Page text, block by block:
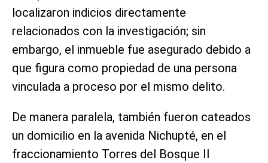
localizaron indicios directamente
relacionados con la investigación; sin
embargo, el inmueble fue asegurado debido a
que figura como propiedad de una persona
vinculada a proceso por el mismo delito.
De manera paralela, también fueron cateados
un domicilio en la avenida Nichupté, en el
fraccionamiento Torres del Bosque II